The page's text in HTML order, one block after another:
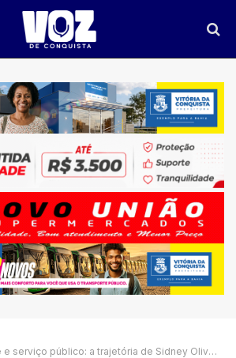
público: a trajetória de Sidney Oliveira em Vitória da Conquista